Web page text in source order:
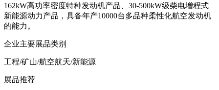
162kW高功率密度特种发动机产品、30-500kW级柴电增程式
新能源动力产品，具备年产10000台多品种柔性化航空发动机
的能力。
企业主要展品类别
工程/矿山/航空航天/新能源
展品推荐